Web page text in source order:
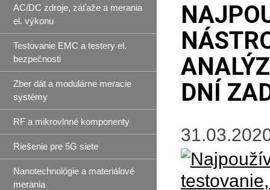
DNÍ
AC/DC zdroje, záťaže a merania
el. výkonu
Testovanie EMC a testery el.
bezpečnosti
Zber dát a modulárne meracie
systémy
RF a mikrovlnné komponenty
Riešenie pre 5G siete
Nanotechnológie a materiálové
merania